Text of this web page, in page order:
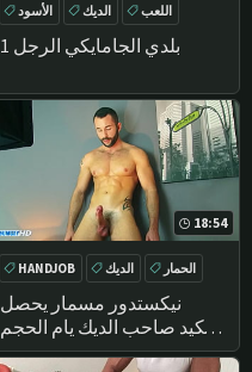
بلدي الجامايكي الرجل 1
الأسود الديك
اللعب
الأبنوس
18:54
نيكستدور مسمار يحصل
وانكيد صاحب الديك يام الحجم
من قبلنا على الرغم من نفسه.
HANDJOB الديك
الحمار